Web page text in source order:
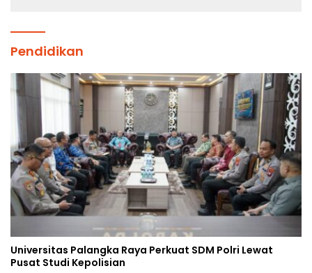
Pendidikan
Universitas Palangka Raya Perkuat SDM Polri Lewat
Pusat Studi Kepolisian